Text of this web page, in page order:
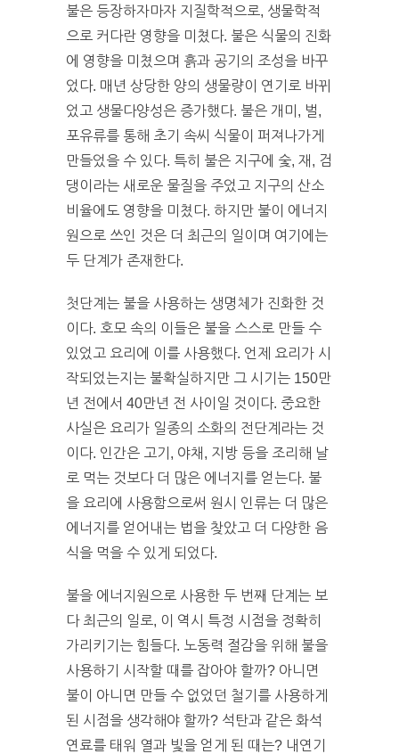
불은 등장하자마자 지질학적으로, 생물학적
으로 커다란 영향을 미쳤다. 불은 식물의 진화
에 영향을 미쳤으며 흙과 공기의 조성을 바꾸
었다. 매년 상당한 양의 생물량이 연기로 바뀌
었고 생물다양성은 증가했다. 불은 개미, 벌,
포유류를 통해 초기 속씨 식물이 퍼져나가게
만들었을 수 있다. 특히 불은 지구에 숯, 재, 검
댕이라는 새로운 물질을 주었고 지구의 산소
비율에도 영향을 미쳤다. 하지만 불이 에너지
원으로 쓰인 것은 더 최근의 일이며 여기에는
두 단계가 존재한다.
첫단계는 불을 사용하는 생명체가 진화한 것
이다. 호모 속의 이들은 불을 스스로 만들 수
있었고 요리에 이를 사용했다. 언제 요리가 시
작되었는지는 불확실하지만 그 시기는 150만
년 전에서 40만년 전 사이일 것이다. 중요한
사실은 요리가 일종의 소화의 전단계라는 것
이다. 인간은 고기, 야채, 지방 등을 조리해 날
로 먹는 것보다 더 많은 에너지를 얻는다. 불
을 요리에 사용함으로써 원시 인류는 더 많은
에너지를 얻어내는 법을 찾았고 더 다양한 음
식을 먹을 수 있게 되었다.
불을 에너지원으로 사용한 두 번째 단계는 보
다 최근의 일로, 이 역시 특정 시점을 정확히
가리키기는 힘들다. 노동력 절감을 위해 불을
사용하기 시작할 때를 잡아야 할까? 아니면
불이 아니면 만들 수 없었던 철기를 사용하게
된 시점을 생각해야 할까? 석탄과 같은 화석
연료를 태워 열과 빛을 얻게 된 때는? 내연기